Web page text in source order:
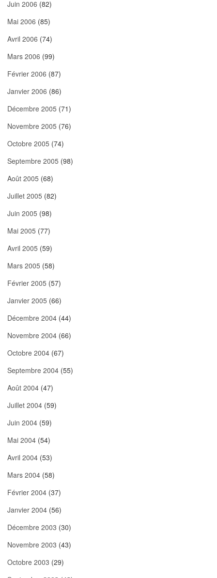
Juin 2006 (82)
Mai 2006 (85)
Avril 2006 (74)
Mars 2006 (99)
Février 2006 (87)
Janvier 2006 (86)
Décembre 2005 (71)
Novembre 2005 (76)
Octobre 2005 (74)
Septembre 2005 (98)
Août 2005 (68)
Juillet 2005 (82)
Juin 2005 (98)
Mai 2005 (77)
Avril 2005 (59)
Mars 2005 (58)
Février 2005 (57)
Janvier 2005 (66)
Décembre 2004 (44)
Novembre 2004 (66)
Octobre 2004 (67)
Septembre 2004 (55)
Août 2004 (47)
Juillet 2004 (59)
Juin 2004 (59)
Mai 2004 (54)
Avril 2004 (53)
Mars 2004 (58)
Février 2004 (37)
Janvier 2004 (56)
Décembre 2003 (30)
Novembre 2003 (43)
Octobre 2003 (29)